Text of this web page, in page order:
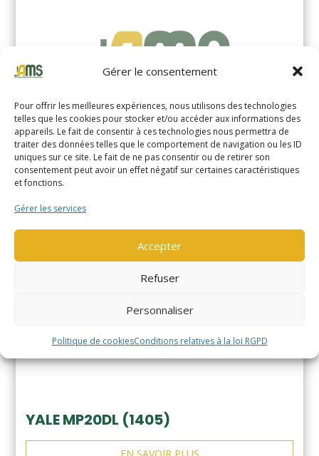
Gérer le consentement
Pour offrir les meilleures expériences, nous utilisons des technologies
telles que les cookies pour stocker et/ou accéder aux informations des
appareils. Le fait de consentir à ces technologies nous permettra de
traiter des données telles que le comportement de navigation ou les ID
uniques sur ce site. Le fait de ne pas consentir ou de retirer son
consentement peut avoir un effet négatif sur certaines caractéristiques
et fonctions.
Gérer les services
Accepter
Refuser
Personnaliser
Politique de cookiesConditions relatives à la loi RGPD
YALE MS14XIL (2510)
YALE MP20DL (1405)